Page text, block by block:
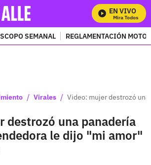
EN VIVO
Mira Todos
SEMANAL REGLAMENTACIÓN
/ Virales / Video: mujer destrozó
destrozó una panadería
le dijo "mi amor"